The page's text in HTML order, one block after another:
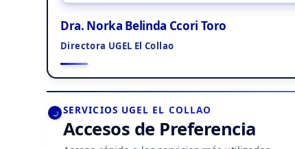
Dra. Norka Belinda Ccori Toro
Directora UGEL El Collao
SERVICIOS UGEL EL COLLAO
Accesos de Preferencia